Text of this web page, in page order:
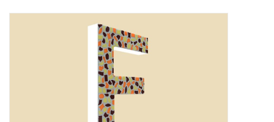
Losse mozaïekmaterialen